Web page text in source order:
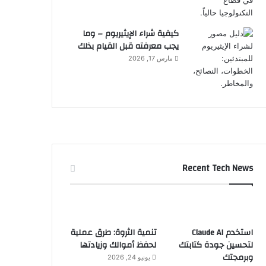
كيفية شراء الإيثيريوم – وما
يجب معرفته قبل القيام بذلك
مارس 17, 2026
Recent Tech News
استخدم Claude AI
لتحسين جودة كتابتك
وبرمجتك
تنمية الثروة: طرق عملية
لحفظ أموالك وزيادتها
يونيو 24, 2026